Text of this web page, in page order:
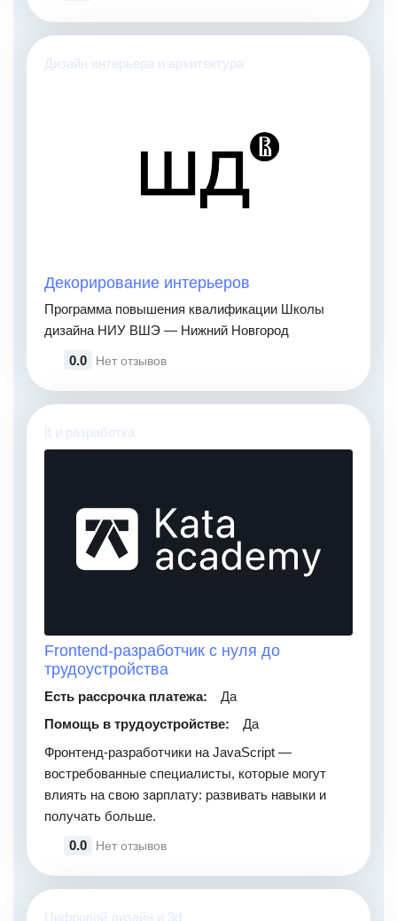
Дизайн интерьера и архитектура
Декорирование интерьеров
Программа повышения квалификации Школы
дизайна НИУ ВШЭ — Нижний Новгород
0.0
Нет отзывов
It и разработка
Frontend-разработчик с нуля до
трудоустройства
Есть рассрочка платежа:
Да
Помощь в трудоустройстве:
Да
Фронтенд-разработчики на JavaScript —
востребованные специалисты, которые могут
влиять на свою зарплату: развивать навыки и
получать больше.
0.0
Нет отзывов
Цифровой дизайн и 3d